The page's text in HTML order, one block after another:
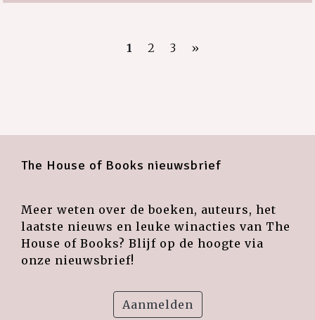
1 2 3 »
The House of Books nieuwsbrief
Meer weten over de boeken, auteurs, het
laatste nieuws en leuke winacties van The
House of Books? Blijf op de hoogte via
onze nieuwsbrief!
Aanmelden